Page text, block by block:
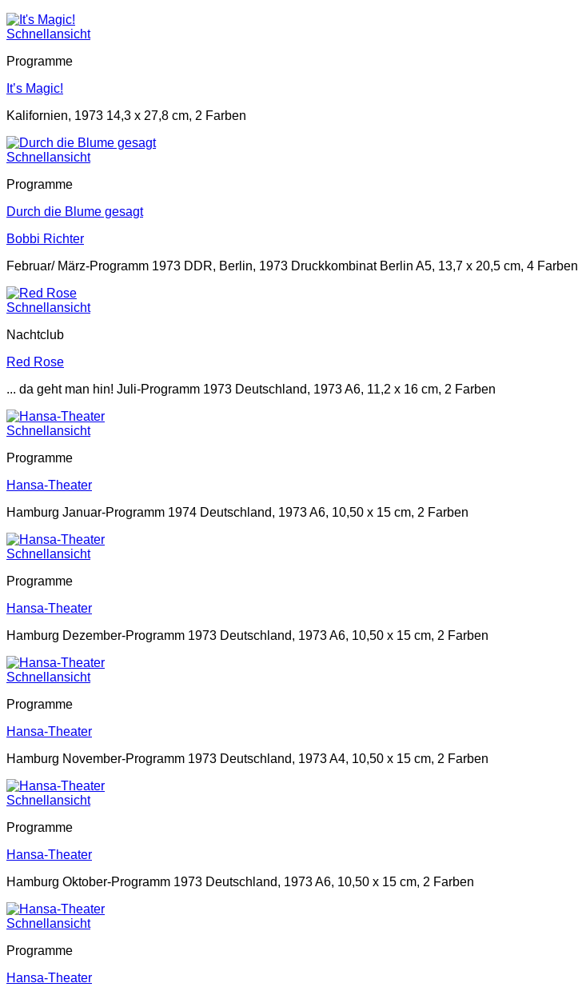
Schnellansicht
Programme
It’s Magic!
Kalifornien, 1973 14,3 x 27,8 cm, 2 Farben
Schnellansicht
Programme
Durch die Blume gesagt
Bobbi Richter
Februar/ März-Programm 1973 DDR, Berlin, 1973 Druckkombinat Berlin A5, 13,7 x 20,5 cm, 4 Farben
Schnellansicht
Nachtclub
Red Rose
... da geht man hin! Juli-Programm 1973 Deutschland, 1973 A6, 11,2 x 16 cm, 2 Farben
Schnellansicht
Programme
Hansa-Theater
Hamburg Januar-Programm 1974 Deutschland, 1973 A6, 10,50 x 15 cm, 2 Farben
Schnellansicht
Programme
Hansa-Theater
Hamburg Dezember-Programm 1973 Deutschland, 1973 A6, 10,50 x 15 cm, 2 Farben
Schnellansicht
Programme
Hansa-Theater
Hamburg November-Programm 1973 Deutschland, 1973 A4, 10,50 x 15 cm, 2 Farben
Schnellansicht
Programme
Hansa-Theater
Hamburg Oktober-Programm 1973 Deutschland, 1973 A6, 10,50 x 15 cm, 2 Farben
Schnellansicht
Programme
Hansa-Theater